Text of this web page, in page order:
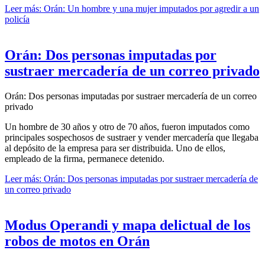
Leer más: Orán: Un hombre y una mujer imputados por agredir a un
policía
Orán: Dos personas imputadas por
sustraer mercadería de un correo privado
Orán: Dos personas imputadas por sustraer mercadería de un correo
privado
Un hombre de 30 años y otro de 70 años, fueron imputados como
principales sospechosos de sustraer y vender mercadería que llegaba
al depósito de la empresa para ser distribuida. Uno de ellos,
empleado de la firma, permanece detenido.
Leer más: Orán: Dos personas imputadas por sustraer mercadería de
un correo privado
Modus Operandi y mapa delictual de los
robos de motos en Orán